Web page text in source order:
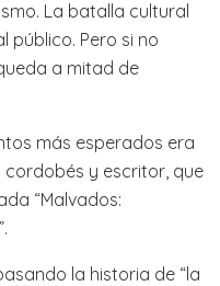
La batalla cultural
público. Pero si no
a mitad de
más esperados era
cordobés y escritor, que
“Malvados:
la historia de “la